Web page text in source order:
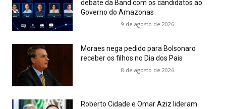
debate da Band com os candidatos ao
Governo do Amazonas
9 de agosto de 2026
Moraes nega pedido para Bolsonaro
receber os filhos no Dia dos Pais
8 de agosto de 2026
Roberto Cidade e Omar Aziz lideram